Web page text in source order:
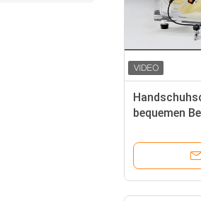
bequemen
Labor